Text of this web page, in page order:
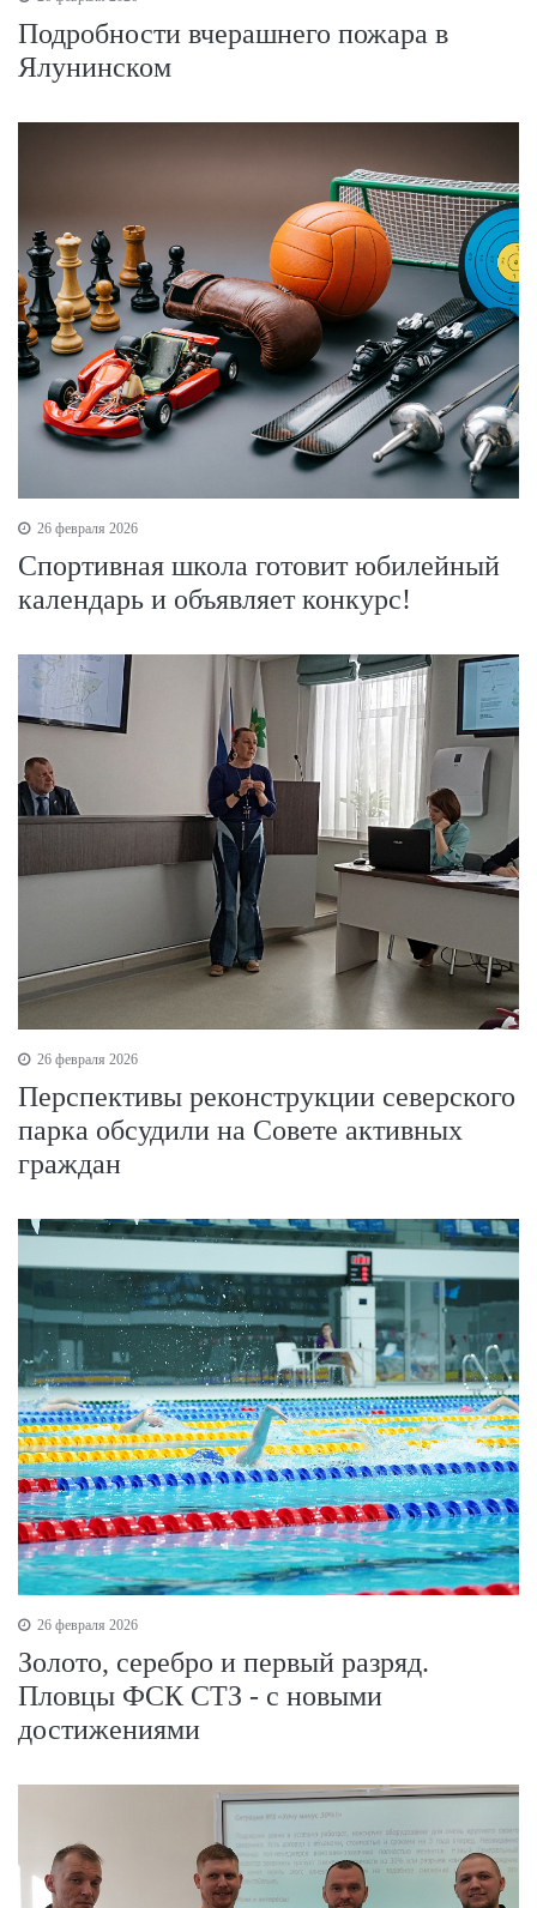
Подробности вчерашнего пожара в
Ялунинском
26 февраля 2026
Спортивная школа готовит юбилейный
календарь и объявляет конкурс!
26 февраля 2026
Перспективы реконструкции северского
парка обсудили на Совете активных
граждан
26 февраля 2026
Золото, серебро и первый разряд.
Пловцы ФСК СТЗ - с новыми
достижениями